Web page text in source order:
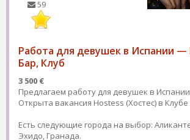
59
Работа для девушек в Испании —
Бар, Клуб
3 500 €
Предлагаем работу для девушек в
Открыта вакансия Hostess (Хостес) в
Есть следующие города на выбор:
Эхидо, Гранада.